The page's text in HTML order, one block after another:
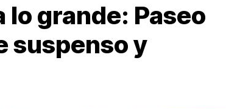
lo grande: Paseo
suspenso y